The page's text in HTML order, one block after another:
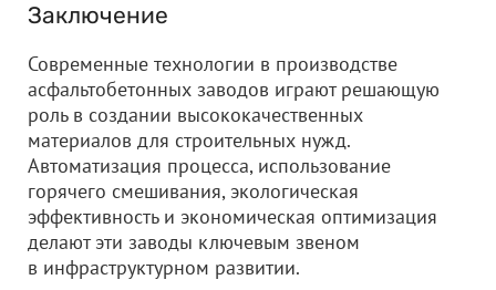
Заключение
Современные технологии в производстве
асфальтобетонных заводов играют решающую
роль в создании высококачественных
материалов для строительных нужд.
Автоматизация процесса, использование
горячего смешивания, экологическая
эффективность и экономическая оптимизация
делают эти заводы ключевым звеном
в инфраструктурном развитии.